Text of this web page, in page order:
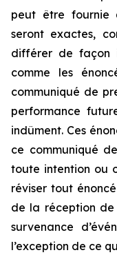
peut être fournie
seront exactes,
différer de façon
comme les
communiqué de
performance
indûment. Ces
ce communiqué
toute intention ou
réviser tout
de la réception de
survenance
l’exception de ce